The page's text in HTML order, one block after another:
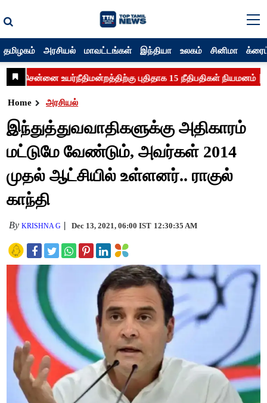
தமிழகம் அரசியல் மாவட்டங்கள் இந்தியா உலகம் சினிமா
Home அரசியல்
இந்துத்துவவாதிகளுக்கு அதிகாரம்
மட்டுமே வேண்டும், அவர்கள் 2014
முதல் ஆட்சியில் உள்ளனர்.. ராகுல்
காந்தி
ByKRISHNA G Dec 13, 2021, 06:00 IST 12:30:35 AM